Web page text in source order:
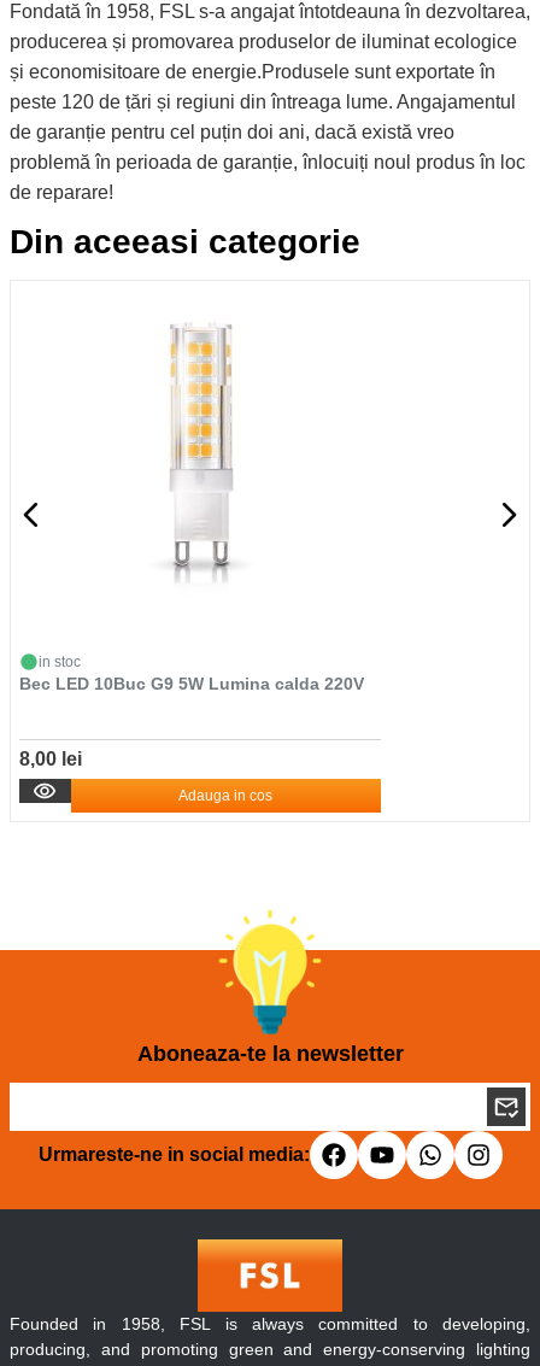
Fondată în 1958, FSL s-a angajat întotdeauna în dezvoltarea,
producerea și promovarea produselor de iluminat ecologice
și economisitoare de energie.Produsele sunt exportate în
peste 120 de țări și regiuni din întreaga lume. Angajamentul
de garanție pentru cel puțin doi ani, dacă există vreo
problemă în perioada de garanție, înlocuiți noul produs în loc
de reparare!
Din aceeasi categorie
in stoc
Bec LED 10Buc G9 5W Lumina calda 220V
8,00 lei
Adauga in cos
Aboneaza-te la newsletter
Urmareste-ne in social media:
Founded in 1958, FSL is always committed to developing,
producing, and promoting green and energy-conserving lighting